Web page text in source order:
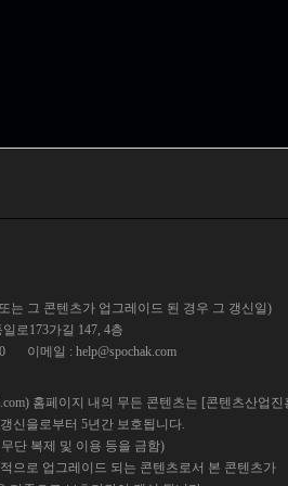
는 그 콘텐츠가 업그레이드 된 경우 그 갱신일)
로173가길 147, 4층
이메일 : help@spochak.com
홈페이지 내의 무든 콘텐츠는 [콘텐츠산업
신을로부터 5년간 보호됩니다.
단 복제 및 이용 등을 금함)
으로 업그레이드 되는 콘텐츠로서 본 콘텐츠가